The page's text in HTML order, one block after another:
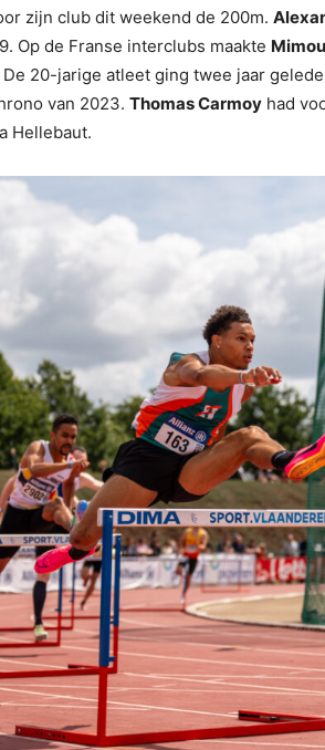
zijn club dit weekend de 200m.
Op de Franse interclubs maakte
20-jarige atleet ging twee jaar
van 2023. Thomas Carmoy had
Hellebaut.